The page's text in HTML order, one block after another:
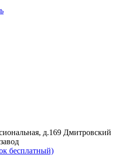
д.169 Дмитровский
бесплатный)